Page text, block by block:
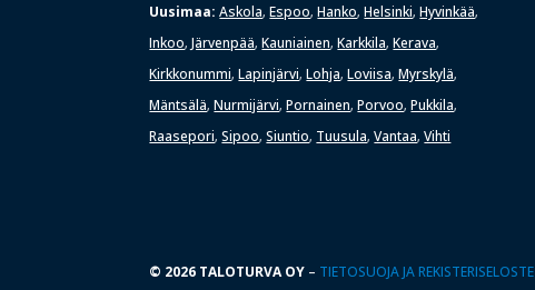
Uusimaa: Askola, Espoo, Hanko, Helsinki, Hyvinkää,
Inkoo, Järvenpää, Kauniainen, Karkkila, Kerava,
Kirkkonummi, Lapinjärvi, Lohja, Loviisa, Myrskylä,
Mäntsälä, Nurmijärvi, Pornainen, Porvoo, Pukkila,
Raasepori,Sipoo,Siuntio, Tuusula,Vantaa,Vihti
© 2026 TALOTURVA OY – TIETOSUOJA JA REKISTERISELOSTE